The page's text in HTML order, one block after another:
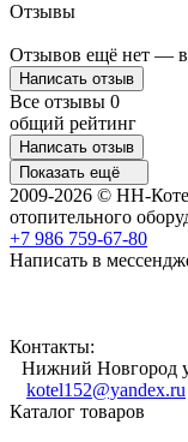
Отзывы
Отзывов ещё нет —
Написать отзыв
Все отзывы 0
общий рейтинг
Написать отзыв
Показать ещё
2009-2026 © НН-
отопительного
+7 986 759-67-80
Написать в
Контакты:
Нижний Новгород
kotel152@yandex.ru
Каталог товаров